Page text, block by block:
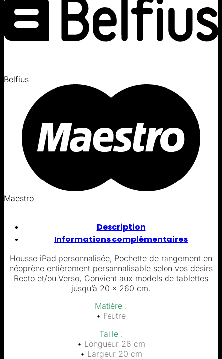
Belfius
Maestro
Description
Informations complémentaires
Housse iPad personnalisée, Pochette de rangement en
néoprène entièrement personnalisable selon vos désirs
Recto et/ou Verso, Convient aux models de tablettes
jusqu’à 20 x 260 cm.
Matière :
• Feutre
Taille :
• Longueur 26 cm
• Largeur 20 cm